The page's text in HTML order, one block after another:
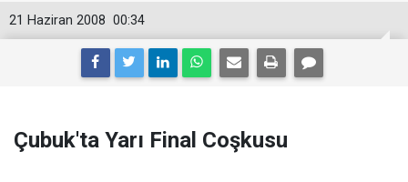
00:34
21 Haziran 2008
Çubuk'ta Yarı Final Coşkusu